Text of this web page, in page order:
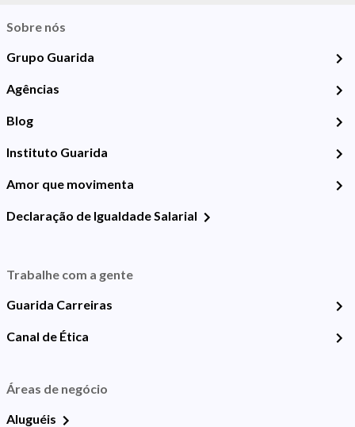
Sobre nós
Grupo Guarida
Agências
Blog
Instituto Guarida
Amor que movimenta
Declaração de Igualdade Salarial
Trabalhe com a gente
Guarida Carreiras
Canal de Ética
Áreas de negócio
Aluguéis